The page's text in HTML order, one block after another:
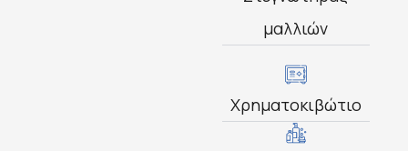
μαλλιών
Χρηματοκιβώτιο